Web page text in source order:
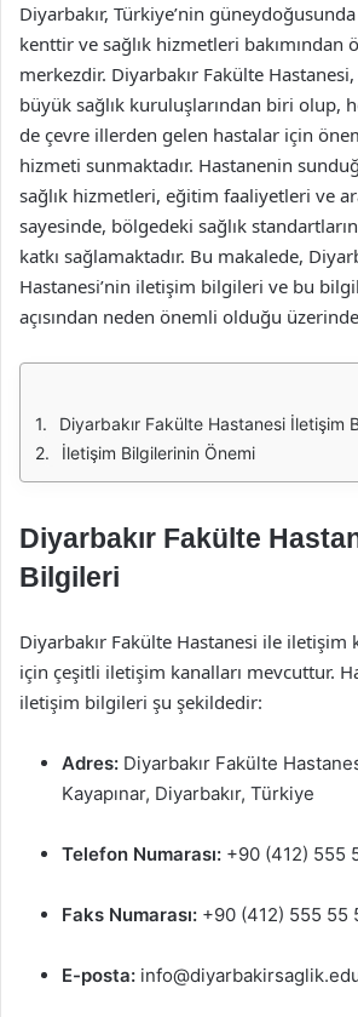
Diyarbakır, Türkiye’nin
kenttir ve sağlık hizmetleri bakımından
merkezdir. Diyarbakır Fakülte
büyük sağlık kuruluşlarından biri olup,
de çevre illerden gelen hastalar için
hizmeti sunmaktadır. Hastanenin
sağlık hizmetleri, eğitim faaliyetleri ve
sayesinde, bölgedeki sağlık
katkı sağlamaktadır. Bu makalede,
Hastanesi’nin iletişim bilgileri ve bu
açısından neden önemli olduğu
Diyarbakır Fakülte Hastanesi İletişim
İletişim Bilgilerinin Önemi
Diyarbakır Fakülte
Bilgileri
Diyarbakır Fakülte Hastanesi ile
için çeşitli iletişim kanalları mevcuttur.
iletişim bilgileri şu şekildedir:
Adres: Diyarbakır Fakülte
Kayapınar, Diyarbakır, Türkiye
Telefon Numarası: +90 (412) 555
Faks Numarası: +90 (412) 555 55
E-posta: